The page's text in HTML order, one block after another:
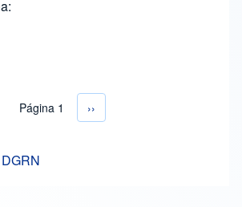
Paginação
Página 1 Próxima página
››